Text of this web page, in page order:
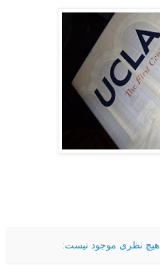
هیچ نظری موجود نیست: